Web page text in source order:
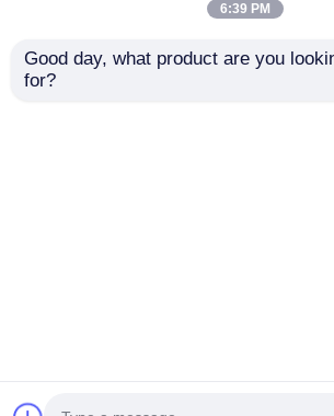
Bình sữa và núm vú
Máy
6:39 PM
Good day, what product are you
for?